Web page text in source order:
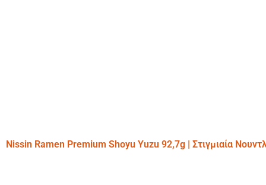
Nissin Ramen Premium Shoyu Yuzu 92,7g | Στιγμιαία